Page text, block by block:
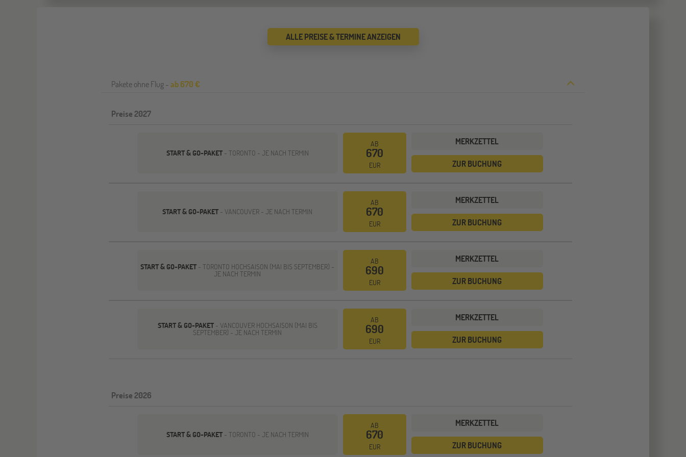
ALLE PREISE & TERMINE ANZEIGEN
Pakete ohne Flug -ab 670 €
Preise 2027
START & GO-PAKET- TORONTO - JE NACH TERMIN
AB
670
EUR
MERKZETTEL
ZUR BUCHUNG
START & GO-PAKET - VANCOUVER -JE NACH TERMIN
AB
670
EUR
MERKZETTEL
ZUR BUCHUNG
START & GO-PAKET - TORONTO HOCHSAISON (MAI BIS SEPTEMBER) -
JE NACH TERMIN
AB
690
EUR
MERKZETTEL
ZUR BUCHUNG
START & GO-PAKET- VANCOUVER HOCHSAISON (MAI BIS
SEPTEMBER) -JE NACH TERMIN
AB
690
EUR
MERKZETTEL
ZUR BUCHUNG
Preise 2026
START & GO-PAKET- TORONTO - JE NACH TERMIN
AB
670
EUR
MERKZETTEL
ZUR BUCHUNG